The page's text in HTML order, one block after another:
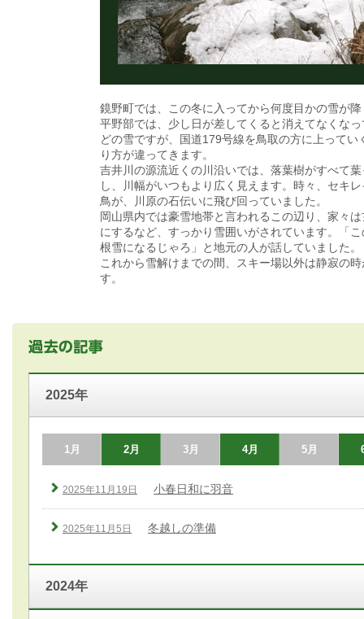
鏡野町では、この冬に入ってから何度目かの雪が
平野部では、少し日が差してくると消えてなくな
どの雪ですが、国道179号線を鳥取の方に上ってい
り方が違ってきます。
吉井川の源流近くの川沿いでは、落葉樹がすべて
し、川幅がいつもより広く見えます。時々、セキ
鳥が、川原の石伝いに飛び回っていました。
岡山県内では豪雪地帯と言われるこの辺り、家々
にするなど、すっかり雪囲いがされています。「
根雪になるじゃろ」と地元の人が話していました。
これから雪解けまでの間、スキー場以外は静寂の
す。
2025年
1月 2月 3月 4月 5月
2025年11月19日 小春日和に羽音
2025年11月5日 冬越しの準備
2024年